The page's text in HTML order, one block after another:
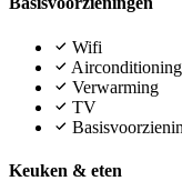
Wifi
Airconditioning
Verwarming
TV
Keuken & eten